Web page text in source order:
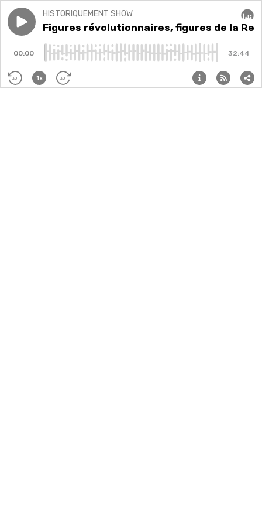
Play episodeEp 25 - Figures révolutionnaires, figures de la
HISTORIQUEMENT SHOW
Ep 25 - Figures révolutionnaires, figures de la
00:00 32:44
30 1x 30